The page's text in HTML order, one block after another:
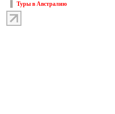
Туры в Австралию